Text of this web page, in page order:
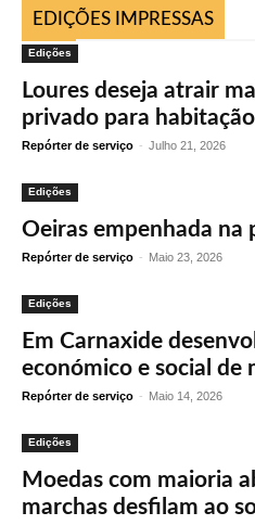
EDIÇÕES IMPRESSAS
Edições
Loures deseja atrair
privado para
Repórter de serviço - Julho 21, 2026
Edições
Oeiras empenhada na
Repórter de serviço - Maio 23, 2026
Edições
Em Carnaxide
económico e social de
Repórter de serviço - Maio 14, 2026
Edições
Moedas com maioria
marchas desfilam ao